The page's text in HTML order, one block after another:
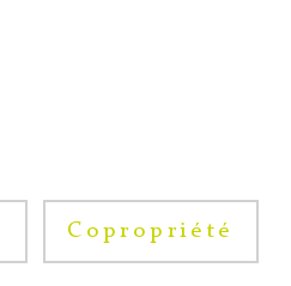
Copropriété